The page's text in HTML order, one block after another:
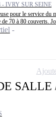
- IVRY SUR SEINE
pour le service du
70 à 80 couverts.
SALLE